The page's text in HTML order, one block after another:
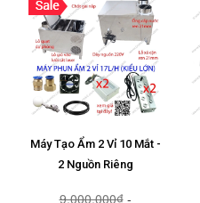
Máy Tạo Ẩm 2 Vỉ 10 Mắt -
2 Nguồn Riêng
9.000.000₫-